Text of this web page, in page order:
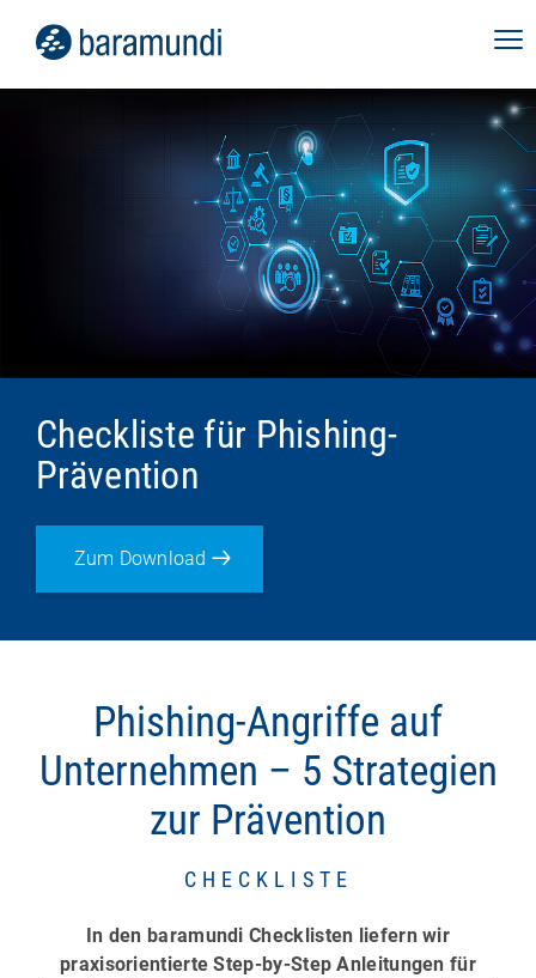
Checkliste für Phishing-
Prävention
Zum Download
Phishing-Angriffe auf
Unternehmen – 5 Strategien
zur Prävention
CHECKLISTE
In den baramundi Checklisten liefern wir
praxisorientierte Step-by-Step Anleitungen für